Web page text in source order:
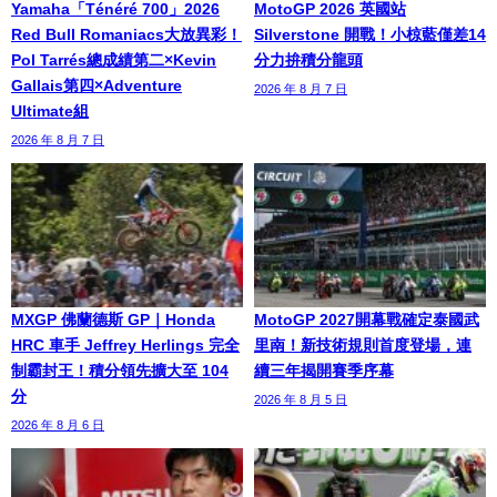
Yamaha「Ténéré 700」2026
Red Bull Romaniacs大放異彩！
Pol Tarrés總成績第二×Kevin
Gallais第四×Adventure
Ultimate組
2026 年 8 月 7 日
MotoGP 2026 英國站
Silverstone 開戰！小椋藍僅差14
分力拚積分龍頭
2026 年 8 月 7 日
MXGP 佛蘭德斯 GP｜Honda
HRC 車手 Jeffrey Herlings 完全
制霸封王！積分領先擴大至 104
分
2026 年 8 月 6 日
MotoGP 2027開幕戰確定泰國武
里南！新技術規則首度登場，連
續三年揭開賽季序幕
2026 年 8 月 5 日